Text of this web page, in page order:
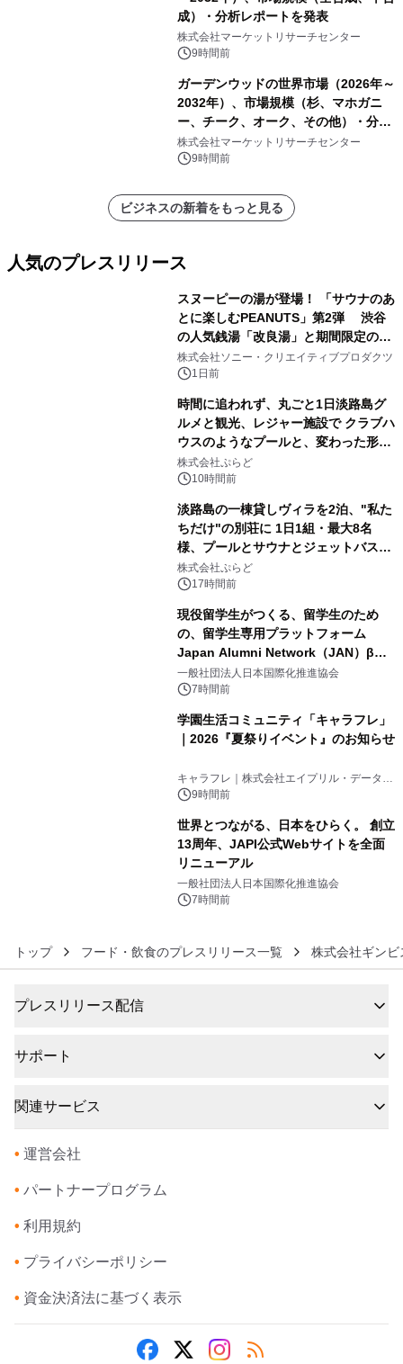
成）・分析レポートを発表
株式会社マーケットリサーチセンター
9時間前
ガーデンウッドの世界市場（2026年～
2032年）、市場規模（杉、マホガニ
ー、チーク、オーク、その他）・分析
レポートを発表
株式会社マーケットリサーチセンター
9時間前
ビジネスの新着をもっと見る
人気のプレスリリース
スヌーピーの湯が登場！ 「サウナのあ
とに楽しむPEANUTS」第2弾 渋谷
の人気銭湯「改良湯」と期間限定のコ
ラボレーション サウナイキタイコラ
ボグッズも発売決定！
株式会社ソニー・クリエイティブプロダクツ
1日前
時間に追われず、丸ごと1日淡路島グ
ルメと観光、レジャー施設で クラブハ
ウスのようなプールと、変わった形の
サウナも 「THE BOXY AWAJI」のお
得な素泊まり連泊プランで
株式会社ぷらど
10時間前
淡路島の一棟貸しヴィラを2泊、"私た
ちだけ"の別荘に 1日1組・最大8名
様、プールとサウナとジェットバス付
きで Villa Mon Temps AWAJIの連泊
素泊りプラン
株式会社ぷらど
17時間前
現役留学生がつくる、留学生のため
の、留学生専用プラットフォーム
Japan Alumni Network（JAN）β版
をリリース
一般社団法人日本国際化推進協会
7時間前
学園生活コミュニティ「キャラフレ」
｜2026『夏祭りイベント』のお知らせ
キャラフレ｜株式会社エイプリル・データ・
デザインズ
9時間前
世界とつながる、日本をひらく。 創立
13周年、JAPI公式Webサイトを全面
リニューアル
一般社団法人日本国際化推進協会
7時間前
トップ フード・飲食のプレスリリース一覧 株式会社ギンビ
プレスリリース配信
サポート
関連サービス
• 運営会社
• パートナープログラム
• 利用規約
• プライバシーポリシー
• 資金決済法に基づく表示